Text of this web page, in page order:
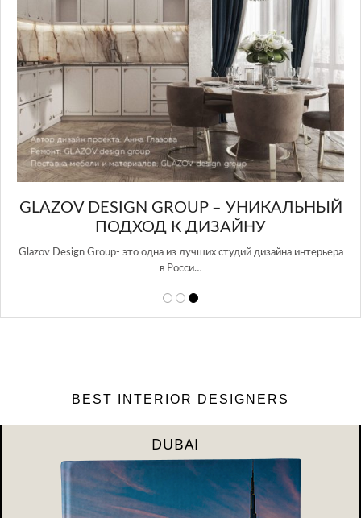
GLAZOV DESIGN GROUP – УНИКАЛЬНЫЙ
ПОДХОД К ДИЗАЙНУ
Glazov Design Group- это одна из лучших студий дизайна интерьера
в Росси…
BEST INTERIOR DESIGNERS
RIYAHD